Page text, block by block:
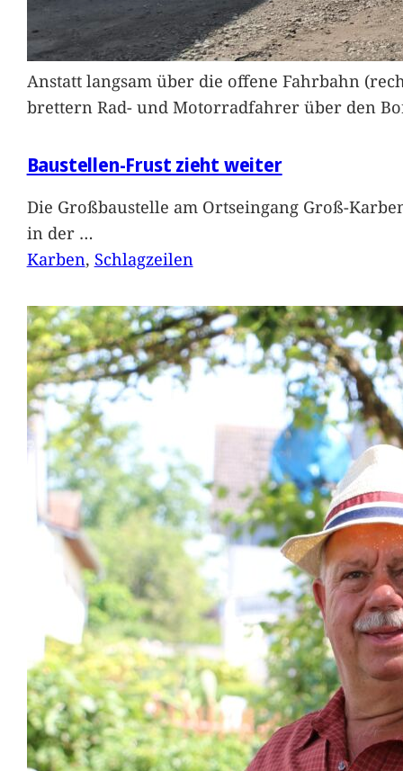
Anstatt langsam über die offene Fahrbahn
brettern Rad- und Motorradfahrer über den
Baustellen-Frust zieht weiter
Die Großbaustelle am Ortseingang Groß-
in der …
Karben, Schlagzeilen